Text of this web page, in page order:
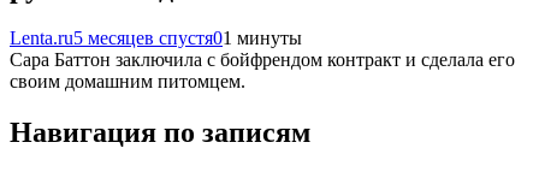
Lenta.ru5 месяцев спустя01 минуты
Сара Баттон заключила с бойфрендом контракт и сделала его
своим домашним питомцем.
Навигация по записям